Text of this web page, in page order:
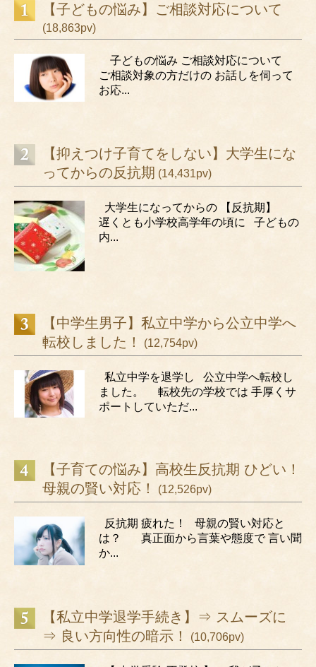
【子どもの悩み】ご相談対応について
(18,863pv)
子どもの悩み ご相談対応について
ご相談対象の方だけの お話しを伺って
お応...
【抑えつけ子育てをしない】大学生にな
ってからの反抗期 (14,431pv)
大学生になってからの 【反抗期】
遅くとも小学校高学年の頃に 子どもの
内...
【中学生男子】私立中学から公立中学へ
転校しました！
(12,754pv)
私立中学を退学し 公立中学へ転校し
ました。 転校先の学校では 手厚くサ
ポートしていただ...
【子育ての悩み】高校生反抗期 ひどい！
母親の賢い対応！
(12,526pv)
反抗期 疲れた！ 母親の賢い対応と
は？ 真正面から言葉や態度で 言い聞
か...
【私立中学退学手続き】⇒ スムーズに
⇒ 良い方向性の暗示！
(10,706pv)